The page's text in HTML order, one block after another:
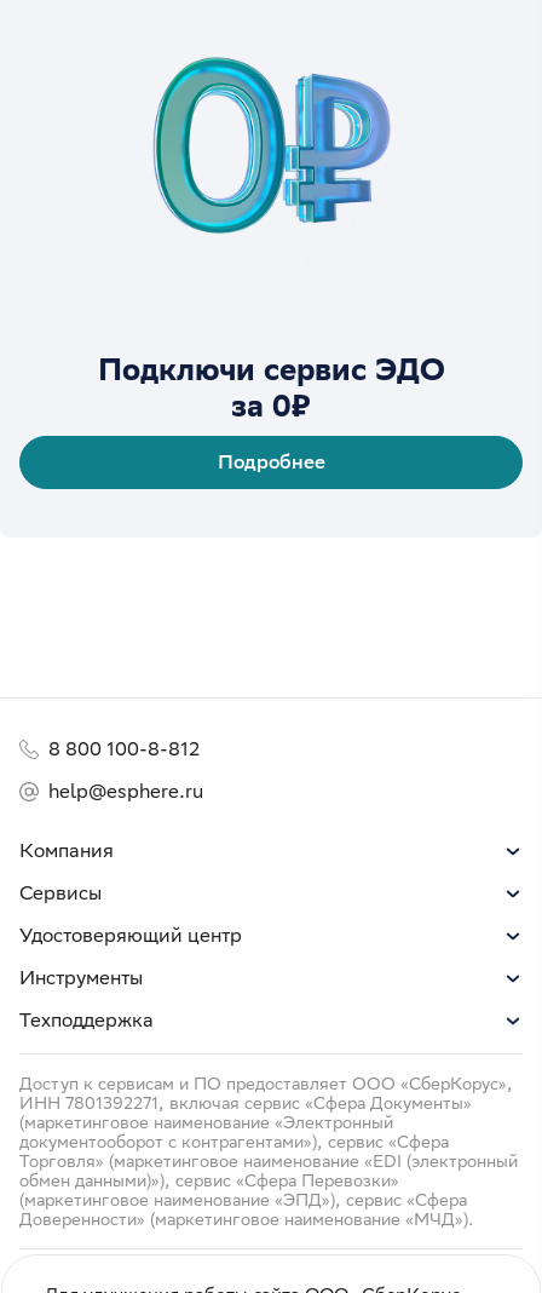
Подключи сервис ЭДО
за 0₽
Подробнее
Компания
Сервисы
Удостоверяющий центр
Инструменты
Техподдержка
8 800 100-8-812
help@esphere.ru
Доступ к сервисам и ПО предоставляет ООО «СберКорус»,
ИНН 7801392271, включая сервис «Сфера Документы»
(маркетинговое наименование «Электронный
документооборот с контрагентами»), сервис «Сфера
Торговля» (маркетинговое наименование «EDI (электронный
обмен данными)»), сервис «Сфера Перевозки»
(маркетинговое наименование «ЭПД»), сервис «Сфера
Доверенности» (маркетинговое наименование «МЧД»).